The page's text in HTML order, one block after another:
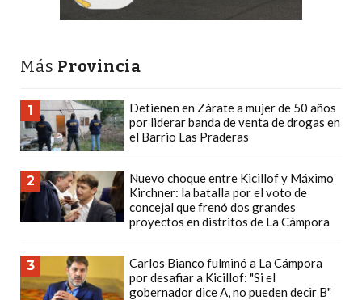
TIENDA
GRATIS
ARGENTINA:
CHANGUITO.COM.AR
VS
PLATAFORMAS
DE
VENTA
WHATSAPP
CÓMO
Más Provincia
1
Detienen en Zárate a mujer de 50 años
por liderar banda de venta de drogas en
el Barrio Las Praderas
2
Nuevo choque entre Kicillof y Máximo
Kirchner: la batalla por el voto de
concejal que frenó dos grandes
proyectos en distritos de La Cámpora
3
Carlos Bianco fulminó a La Cámpora
por desafiar a Kicillof: "Si el
gobernador dice A, no pueden decir B"